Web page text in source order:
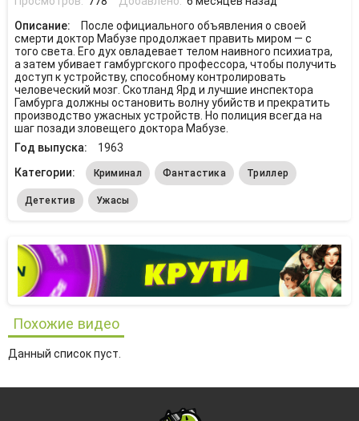
Описание:
После официального объявления о своей
смерти доктор Мабузе продолжает править миром — с
того света. Его дух овладевает телом наивного психиатра,
а затем убивает гамбургского профессора, чтобы получить
доступ к устройству, способному контролировать
человеческий мозг. Скотланд Ярд и лучшие инспектора
Гамбурга должны остановить волну убийств и прекратить
производство ужасных устройств. Но полиция всегда на
шаг позади зловещего доктора Мабузе.
Год выпуска:
1963
Категории:
Криминал Фантастика Триллер
Детектив Ужасы
Похожие видео
Данный список пуст.